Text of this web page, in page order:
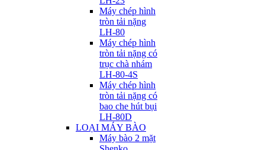
Máy chép hình
tròn tải nặng
LH-80
Máy chép hình
tròn tải nặng có
trục chà nhám
LH-80-4S
Máy chép hình
tròn tải nặng có
bao che hút bụi
LH-80D
LOẠI MÁY BÀO
Máy bào 2 mặt